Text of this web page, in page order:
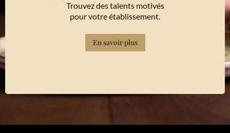
Trouvez des talents motivés
pour votre établissement.
En savoir plus